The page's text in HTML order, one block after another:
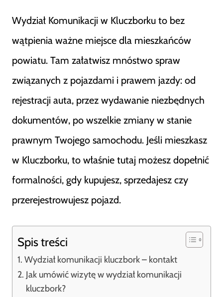
Wydział Komunikacji w Kluczborku to bez
wątpienia ważne miejsce dla mieszkańców
powiatu. Tam załatwisz mnóstwo spraw
związanych z pojazdami i prawem jazdy: od
rejestracji auta, przez wydawanie niezbędnych
dokumentów, po wszelkie zmiany w stanie
prawnym Twojego samochodu. Jeśli mieszkasz
w Kluczborku, to właśnie tutaj możesz dopełnić
formalności, gdy kupujesz, sprzedajesz czy
przerejestrowujesz pojazd.
Spis treści
Wydział komunikacji kluczbork – kontakt
Jak umówić wizytę w wydział komunikacji
kluczbork?